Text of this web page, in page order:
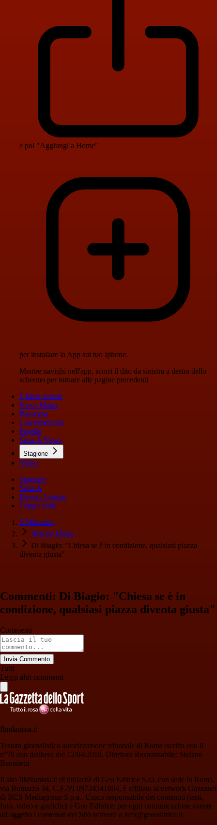
e poi "Aggiungi a Home"
per installare la App sul tuo Iphone.
Mentre navighi nell'app, scorri il dito da sinistra a destra dello
schermo per tornare alle pagine precedenti
Ultime notizie
News Milan
Rassegna
Calciomercato
Pagelle
Serie A News
Stagione
Video
Stagione
Serie A
Europa League
Coppa Italia
Il Milanista
Notizie Milan
Di Biagio: "Chiesa se è in condizione, qualsiasi piazza
diventa giusta"
Commenti: Di Biagio: "Chiesa se è in
condizione, qualsiasi piazza diventa giusta"
Commenti
Invia Commento
Tutti
Leggi altri commenti
Ilmilanista.it
Testata giornalistica autorizzazione tribunale di Roma iscritta con il
n°78 con delibera del 12/04/2018. Direttore Responsabile: Stefano
Benedetti
Il sito IlMilanista.it di titolarità di Geo Editrice S.r.l. con sede in Roma,
via Bomarzo 34, C.F./PI 09724341004, è affiliato al network Gazzanet
di RCS Mediagroup S.p.a.. Unico responsabile dei contenuti (testi,
foto, video e grafiche) è Geo Editrice; per ogni comunicazione avente
ad oggetto i contenuti del Sito scrivere a info@geoeditrice.it